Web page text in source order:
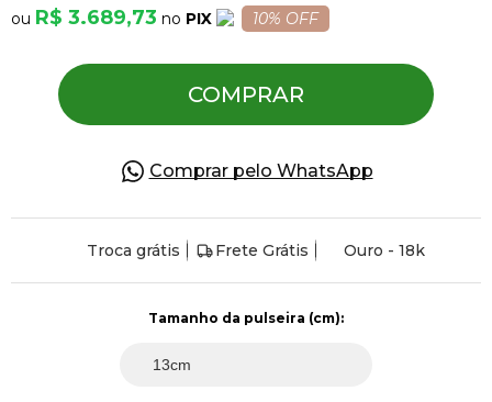
R$ 3.689,73 PIX 10% OFF
COMPRAR
Comprar pelo WhatsApp
Troca grátis Frete Grátis Ouro - 18k
Piercing
Pedras Preciosas